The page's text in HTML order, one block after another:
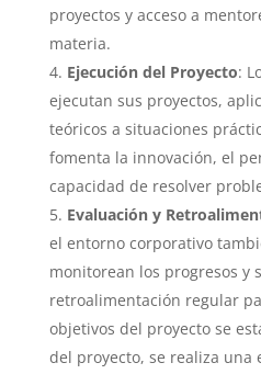
proyectos y acceso a
materia.
Ejecución del Proyecto:
ejecutan sus proyectos,
teóricos a situaciones
fomenta la innovación, el
capacidad de resolver
Evaluación y
el entorno corporativo
monitorean los progresos y
retroalimentación regular
objetivos del proyecto se
del proyecto, se realiza una